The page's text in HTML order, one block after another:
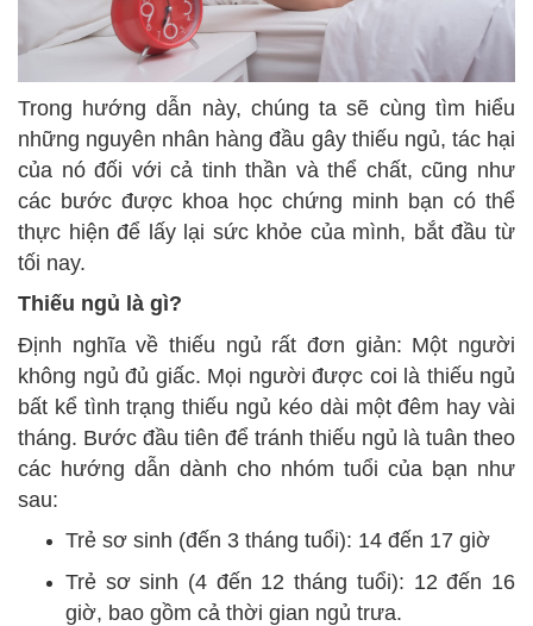
Trong hướng dẫn này, chúng ta sẽ cùng tìm hiểu
những nguyên nhân hàng đầu gây thiếu ngủ, tác hại
của nó đối với cả tinh thần và thể chất, cũng như
các bước được khoa học chứng minh bạn có thể
thực hiện để lấy lại sức khỏe của mình, bắt đầu từ
tối nay.
Thiếu ngủ là gì?
Định nghĩa về thiếu ngủ rất đơn giản: Một người
không ngủ đủ giấc. Mọi người được coi là thiếu ngủ
bất kể tình trạng thiếu ngủ kéo dài một đêm hay vài
tháng. Bước đầu tiên để tránh thiếu ngủ là tuân theo
các hướng dẫn dành cho nhóm tuổi của bạn như
sau:
Trẻ sơ sinh (đến 3 tháng tuổi): 14 đến 17 giờ
Trẻ sơ sinh (4 đến 12 tháng tuổi): 12 đến 16
giờ, bao gồm cả thời gian ngủ trưa.